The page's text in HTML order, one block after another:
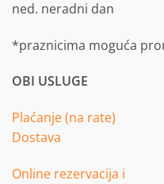
ned. neradni dan
*praznicima moguća
OBI USLUGE
Plaćanje (na rate)
Dostava
Online rezervacija i